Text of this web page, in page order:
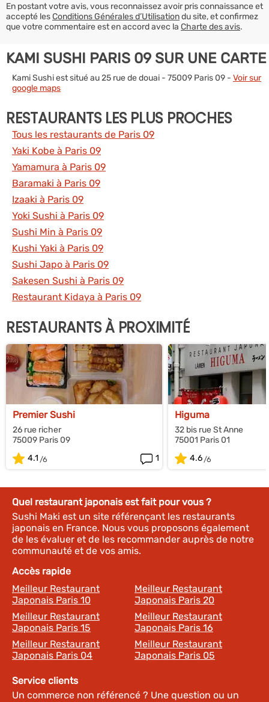
En postant votre avis, vous reconnaissez avoir pris connaissance et
accepté lesConditions Générales d’Utilisationdu site, et confirmez
que votre commentaire est en accord avec la Charte des avis.
KAMI SUSHI PARIS 09 SUR UNE CARTE
Kami Sushi est situé au 25 rue de douai - 75009 Paris 09 - Voir sur
google maps
RESTAURANTS LES PLUS PROCHES
Tous les restaurants de Paris 09
Yaki Kobe à Paris 09
Yamamura à Paris 09
Baramaki à Paris 09
Izaaki à Paris 09
Yoki Sushi à Paris 09
Sushi Min à Paris 09
Kushi Yaki à Paris 09
Sushi Japo à Paris 09
Sakesen Sushi à Paris 09
Restaurant Kidaya à Paris 09
RESTAURANTS À PROXIMITÉ
Premier Sushi
26 rue richer
75009 Paris 09
4.1
1
Higuma
32 bis rue St Anne
75001 Paris 01
4.6
Quel restaurant japonais est fait pour vous ?
Sushi Maki est un site référençant les restaurants
japonais en France. Nous vous proposons également
de les évaluer et de les recommander auprès de notre
communauté et de vos amis.
Accès rapide
Meilleur Restaurant
Japonais Paris 10
Meilleur Restaurant
Japonais Paris 20
Meilleur Restaurant
Japonais Paris 15
Meilleur Restaurant
Japonais Paris 16
Meilleur Restaurant
Japonais Paris 04
Meilleur Restaurant
Japonais Paris 05
Service clients
Un commerce non référencé ? Une question ou un